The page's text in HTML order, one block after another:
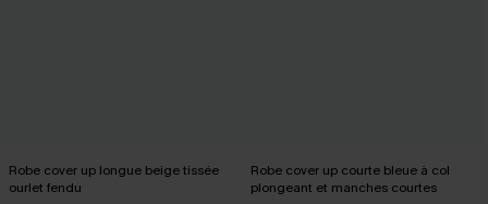
Robe cover up longue beige tissée
ourlet fendu
Robe cover up courte bleue à col
plongeant et manches courtes